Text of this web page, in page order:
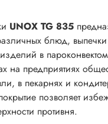
UNOX TG 835
блюд,
в
на предприятиях
в пекарнях и
позволяет
противня.